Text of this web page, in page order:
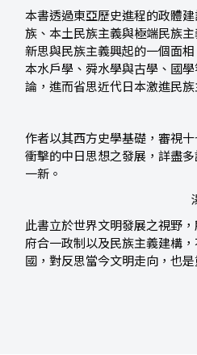
本書透過東亞歷史進程的政體
族、本土民族主義與極端民族
新思與民族主義興起的一個面
本水戶學、舜水學與古學、國
論，進而省思近代日本激進民族
作者以其西方史學基礎，審視
衝擊的中日思想之發展，詳盡
一新。
此書立於世界文明發展之視野
府合一政制以及民族主義建構
國，對反思當今文明走向，也